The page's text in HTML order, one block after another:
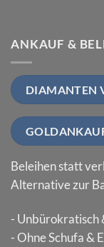
ANKAUF &
DIAMANTEN
Beleihen statt
Alternative zur
- Unbürokratisch
- Ohne Schufa &